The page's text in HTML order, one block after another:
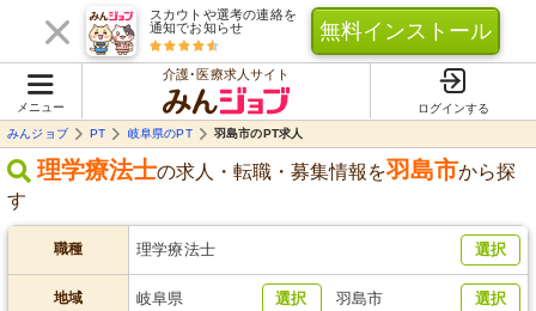
スカウトや選考の連絡を
通知でお知らせ
無料インストール
メニュー
介護･医療求人サイト
ログインする
みんジョブ
PT 岐阜県のPT 羽島市のPT求人
理学療法士の求人・転職・募集情報を羽島市から探
す
職種 理学療法士 選択
地域 岐阜県 選択 羽島市 選択